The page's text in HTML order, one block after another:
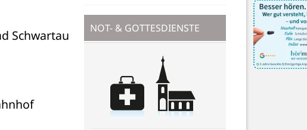
Schwartau
NOT- & GOTTESDIENSTE